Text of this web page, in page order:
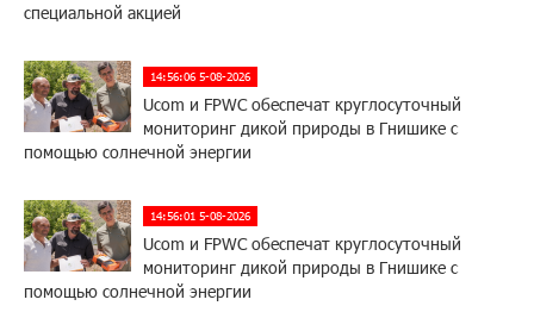
специальной акцией
14:56:06 5-08-2026
Ucom и FPWC обеспечат круглосуточный
мониторинг дикой природы в Гнишике с
помощью солнечной энергии
14:56:01 5-08-2026
Ucom и FPWC обеспечат круглосуточный
мониторинг дикой природы в Гнишике с
помощью солнечной энергии